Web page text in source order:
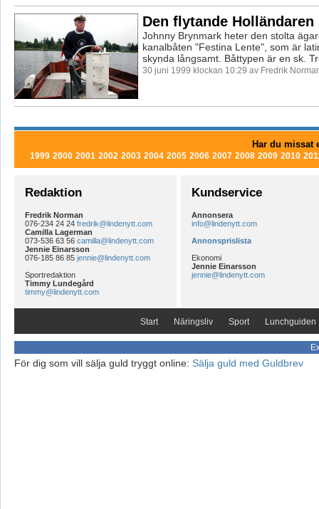
Den flytande Holländaren
Johnny Brynmark heter den stolta
kanalbåten "Festina Lente", som är
skynda långsamt. Båttypen är en sk.
30 juni 1999 klockan 10:29 av Fredrik
Har du missat
1999 2000 2001 2002 2003 2004 2005 2006 2007 2008 2009 2010
Redaktion
Fredrik Norman
076-234 24 24 fredrik@lindenytt.com
Camilla Lagerman
073-536 63 56 camilla@lindenytt.com
Jennie Einarsson
076-185 86 85 jennie@lindenytt.com
Sportredaktion
Timmy Lundegård
timmy@lindenytt.com
Kundservice
Annonsera
info@lindenytt.com
Annonsprislista
Ekonomi
Jennie Einarsson
jennie@lindenytt.com
Start Näringsliv Sport Lunchguiden
För dig som vill sälja guld tryggt online: Sälja guld med Guldbrev